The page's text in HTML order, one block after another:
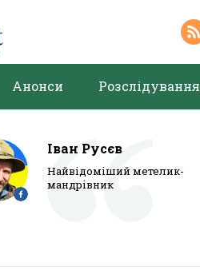
Анонси Розслідування
Іван Русєв
Найвідоміший метелик-
мандрівник